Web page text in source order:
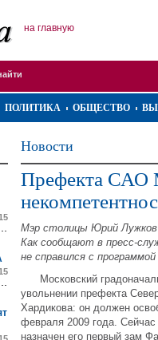
на главную
ПОЛИТИКА ОБЩЕСТВО
Новости
Префекта САО
Мэр столицы Юрий Лужков
Как сообщают в пресс-
не справился с
Московский
увольнении префекта
Хардикова: он должен
февраля 2009 года.
назначен его первый зам